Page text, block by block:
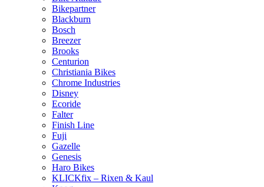
Bikepartner
Blackburn
Bosch
Breezer
Brooks
Centurion
Christiania Bikes
Chrome Industries
Disney
Ecoride
Falter
Finish Line
Fuji
Gazelle
Genesis
Haro Bikes
KLICKfix – Rixen & Kaul